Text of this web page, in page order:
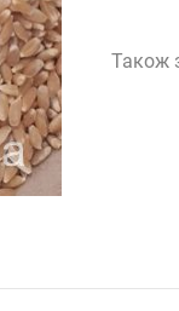
Також